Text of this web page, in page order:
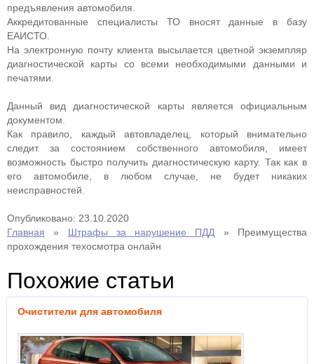
предъявления автомобиля.
Аккредитованные специалисты ТО вносят данные в базу
ЕАИСТО.
На электронную почту клиента высылается цветной экземпляр
диагностической карты со всеми необходимыми данными и
печатями.
Данный вид диагностической карты является официальным
документом.
Как правило, каждый автовладелец, который внимательно
следит за состоянием собственного автомобиля, имеет
возможность быстро получить диагностическую карту. Так как в
его автомобиле, в любом случае, не будет никаких
неисправностей.
Опубликовано: 23.10.2020
Главная » Штрафы за нарушение ПДД » Преимущества
прохождения техосмотра онлайн
Похожие статьи
Очистители для автомобиля